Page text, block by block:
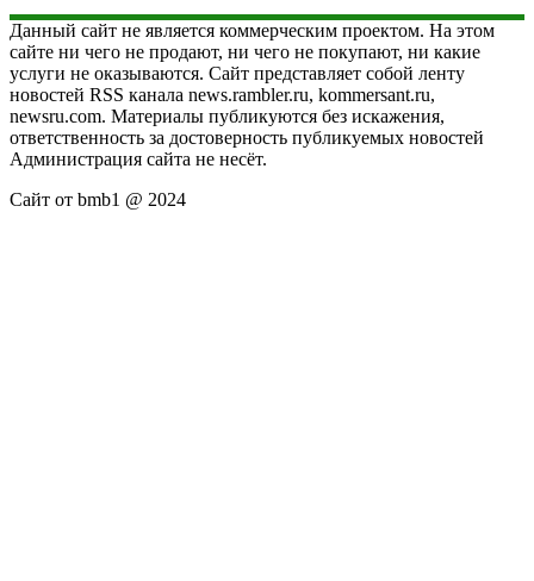
Данный сайт не является коммерческим проектом. На этом
сайте ни чего не продают, ни чего не покупают, ни какие
услуги не оказываются. Сайт представляет собой ленту
новостей RSS канала news.rambler.ru, kommersant.ru,
newsru.com. Материалы публикуются без искажения,
ответственность за достоверность публикуемых новостей
Администрация сайта не несёт.
Сайт от bmb1 @ 2024